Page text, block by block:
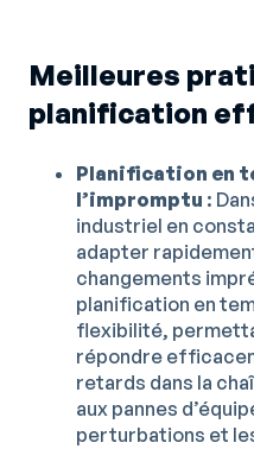
Meilleures
planification
Planification en
l’impromptu :
industriel en
adapter
changements
planification en
flexibilité,
répondre
retards dans la
aux pannes
perturbations et